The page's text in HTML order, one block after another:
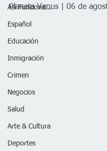
Así Funciona...
Español
Educación
Inmigración
Crimen
Negocios
Salud
Arte & Cultura
Deportes
Planeta Venus | 06 de